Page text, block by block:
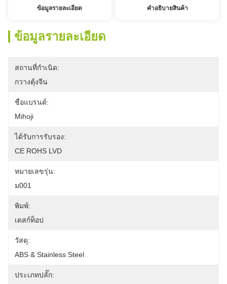
ข้อมูลรายละเอียด คําอธิบายสินค้า
ข้อมูลรายละเอียด
สถานที่กำเนิด:
กวางตุ้งจีน
ชื่อแบรนด์:
Mihoji
ได้รับการรับรอง:
CE ROHS LVD
หมายเลขรุ่น:
ม001
พิมพ์:
เดสก์ท็อป
วัสดุ:
ABS & Stainless Steel
ประเภทปลั๊ก: